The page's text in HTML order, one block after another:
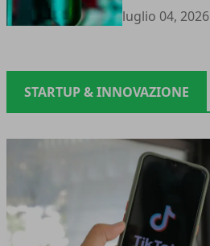
luglio 04, 2026
STARTUP & INNOVAZIONE